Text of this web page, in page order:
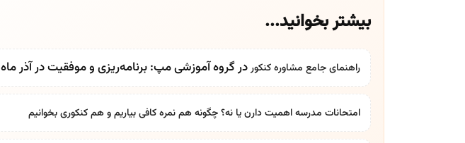
بیشتر بخوانید...
راهنمای جامع مشاوره کنکوردر گروه آموزشی مپ: برنامه‌ریزی و موفقیت در آذر ماه
امتحانات مدرسه اهمیت دارن یا نه؟ چگونه هم نمره کافی بیاریم و هم کنکوری بخوانیم